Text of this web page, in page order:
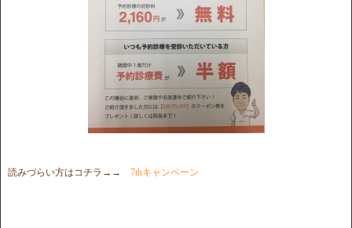
読みづらい方はコチラ→→ 7thキャンペーン